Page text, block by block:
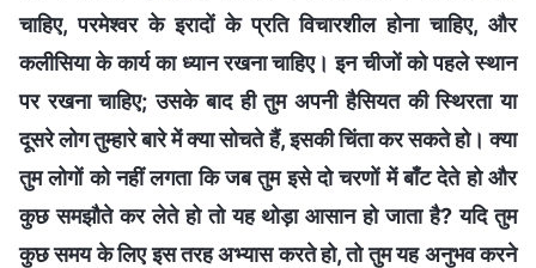
चाहिए, परमेश्वर के इरादों के प्रति विचारशील होना चाहिए, और
कलीसिया के कार्य का ध्यान रखना चाहिए। इन चीजों को पहले स्थान
पर रखना चाहिए; उसके बाद ही तुम अपनी हैसियत की स्थिरता या
दूसरे लोग तुम्‍हारे बारे में क्या सोचते हैं, इसकी चिंता कर सकते हो। क्या
तुम लोगों को नहीं लगता कि जब तुम इसे दो चरणों में बाँट देते हो और
कुछ समझौते कर लेते हो तो यह थोड़ा आसान हो जाता है? यदि तुम
कुछ समय के लिए इस तरह अभ्यास करते हो, तो तुम यह अनुभव करने